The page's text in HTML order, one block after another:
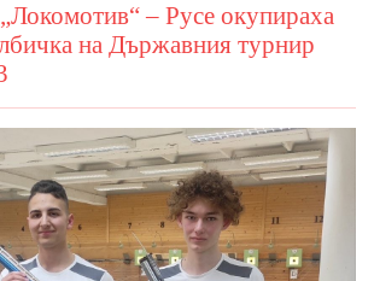
– Русе окупираха
на Държавния турнир